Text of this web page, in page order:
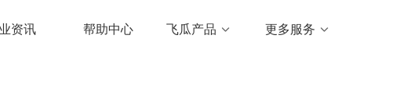
资讯 帮助中心 飞瓜产品 更多服务